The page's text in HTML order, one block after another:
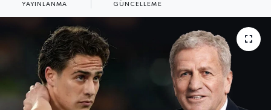
YAYINLANMA GÜNCELLEME